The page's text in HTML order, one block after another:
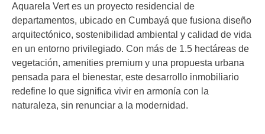
Aquarela Vert es un proyecto residencial de
departamentos, ubicado en Cumbayá que fusiona diseño
arquitectónico, sostenibilidad ambiental y calidad de vida
en un entorno privilegiado. Con más de 1.5 hectáreas de
vegetación, amenities premium y una propuesta urbana
pensada para el bienestar, este desarrollo inmobiliario
redefine lo que significa vivir en armonía con la
naturaleza, sin renunciar a la modernidad.